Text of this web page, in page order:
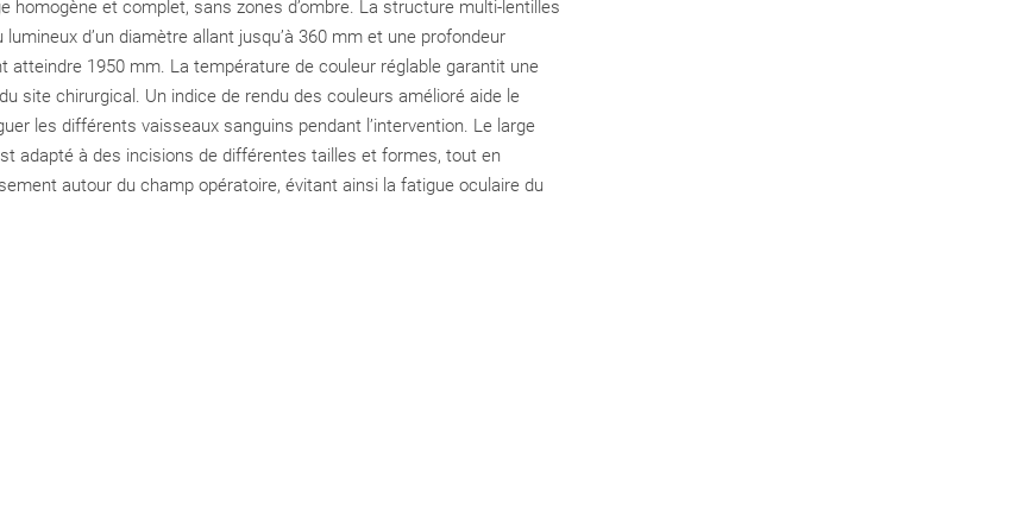
homogène et complet, sans zones d’ombre. La structure multi-lentilles
d’un diamètre allant jusqu’à 360 mm et une profondeur
atteindre 1950 mm. La température de couleur réglable garantit une
site chirurgical. Un indice de rendu des couleurs amélioré aide le
les différents vaisseaux sanguins pendant l’intervention. Le large
adapté à des incisions de différentes tailles et formes, tout en
autour du champ opératoire, évitant ainsi la fatigue oculaire du